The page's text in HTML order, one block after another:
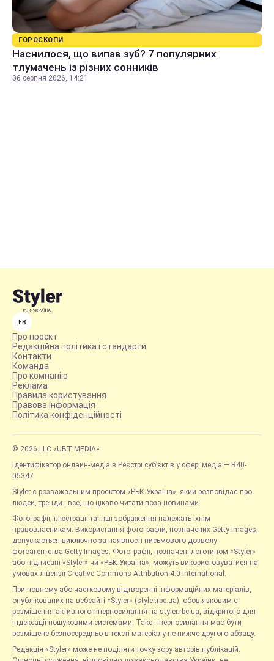
ГОРОСКОПИ
Наснилося, що випав зуб? 7 популярних
тлумачень із різних сонників
06 серпня 2026, 14:21
FB
Про проєкт
Редакційна політика і стандарти
Контакти
Команда
Про компанію
Реклама
Правила користування
Правова інформація
Політика конфіденційності
© 2026 LLC «UBT MEDIA»
Ідентифікатор онлайн-медіа в Реєстрі суб’єктів у сфері медіа — R40-
05347
Styler є розважальним проєктом «РБК-Україна», який розповідає про
людей, тренди і все, що цікаво читати поза новинами.
Фотографії, ілюстрації та інші зображення належать їхнім
правовласникам. Використання фотографій, позначених Getty Images,
допускається виключно за наявності письмового дозволу
фотоагентства Getty Images. Фотографії, позначені логотипом «Styler»
або підписані «Styler» чи «РБК-Україна», можуть використовуватися на
умовах ліцензії Creative Commons Attribution 4.0 International.
При повному або частковому відтворенні інформаційних матеріалів,
опублікованих на вебсайті «Styler» (styler.rbc.ua), обов'язковим є
розміщення активного гіперпосилання на styler.rbc.ua, відкритого для
індексації пошуковими системами. Таке гіперпосилання має бути
розміщене безпосередньо в тексті матеріалу не нижче другого абзацу.
Редакція «Styler» може не поділяти точку зору авторів публікацій.